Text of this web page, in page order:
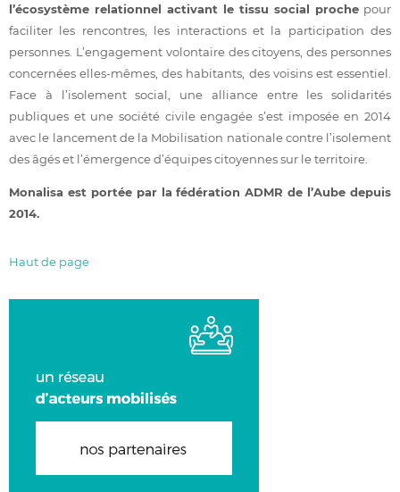
l’écosystème relationnel activant le tissu social proche pour
faciliter les rencontres, les interactions et la participation des
personnes. L’engagement volontaire des citoyens, des personnes
concernées elles-mêmes, des habitants, des voisins est essentiel.
Face à l’isolement social, une alliance entre les solidarités
publiques et une société civile engagée s’est imposée en 2014
avec le lancement de la Mobilisation nationale contre l’isolement
des âgés et l’émergence d’équipes citoyennes sur le territoire.
Monalisa est portée par la fédération ADMR de l’Aube depuis
2014.
Haut de page